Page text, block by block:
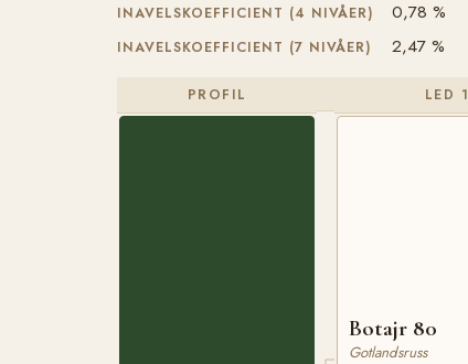
INAVELSKOEFFICIENT (4 NIVÅER) 0,78 %
INAVELSKOEFFICIENT (7 NIVÅER) 2,47 %
PROFIL LED 1
Botajr 80
Gotlandsruss